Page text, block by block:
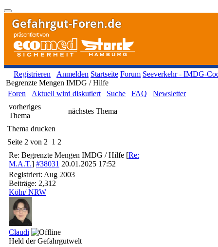
Gefahrgut-Foren.de
Registrieren Anmelden Startseite Forum Seeverkehr - IMDG-
Begrenzte Mengen IMDG / Hilfe
Foren
Aktuell wird diskutiert Suche FAQ
Newsletter
vorheriges
Thema
nächstes Thema
Thema drucken
Seite 2 von 2 1 2
Re: Begrenzte Mengen IMDG / Hilfe [Re:
M.A.T.] #38031 20.01.2025 17:52
Registriert: Aug 2003
Beiträge: 2,312
Köln/ NRW
Claudi
Held der Gefahrgutwelt